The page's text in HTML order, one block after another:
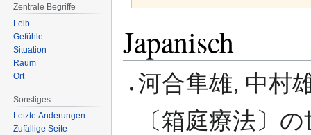
Navigation
springen
Suche
springen
Japanisch
河合隼雄, 中村
〔箱庭療法〕
Zentrale Begriffe
Leib
Gefühle
Situation
Raum
Ort
Sonstiges
Letzte Änderungen
Zufällige Seite